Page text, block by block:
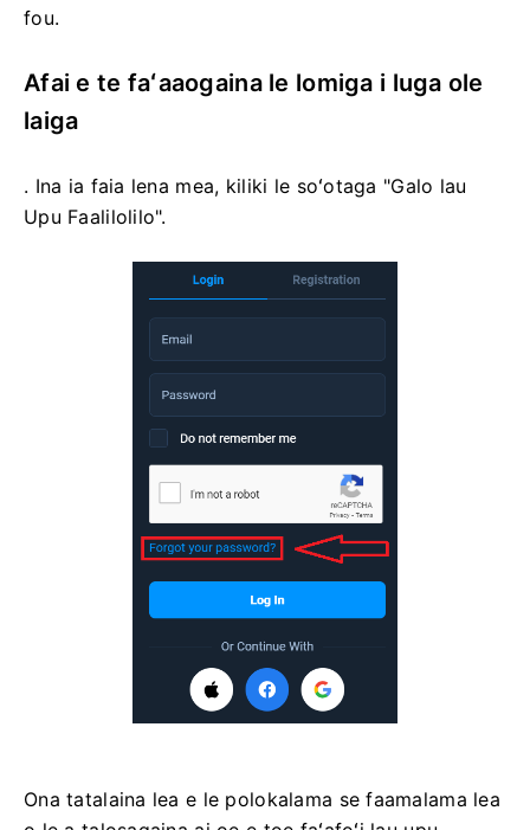
fou.
Afai e te faʻaaogaina le lomiga i luga ole
laiga
. Ina ia faia lena mea, kiliki le soʻotaga "Galo lau
Upu Faalilolilo".
Ona tatalaina lea e le polokalama se faamalama lea